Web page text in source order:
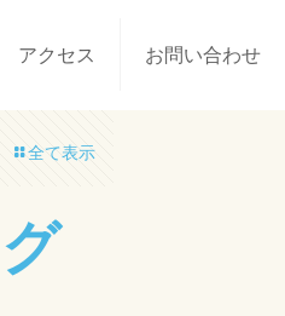
アクセス お問い合わせ
全て表示